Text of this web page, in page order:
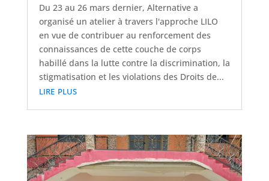
Du 23 au 26 mars dernier, Alternative a
organisé un atelier à travers l'approche LILO
en vue de contribuer au renforcement des
connaissances de cette couche de corps
habillé dans la lutte contre la discrimination, la
stigmatisation et les violations des Droits de...
lire plus